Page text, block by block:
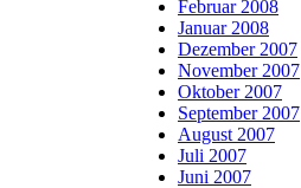
Februar 2008
Januar 2008
Dezember 2007
November 2007
Oktober 2007
September 2007
August 2007
Juli 2007
Juni 2007